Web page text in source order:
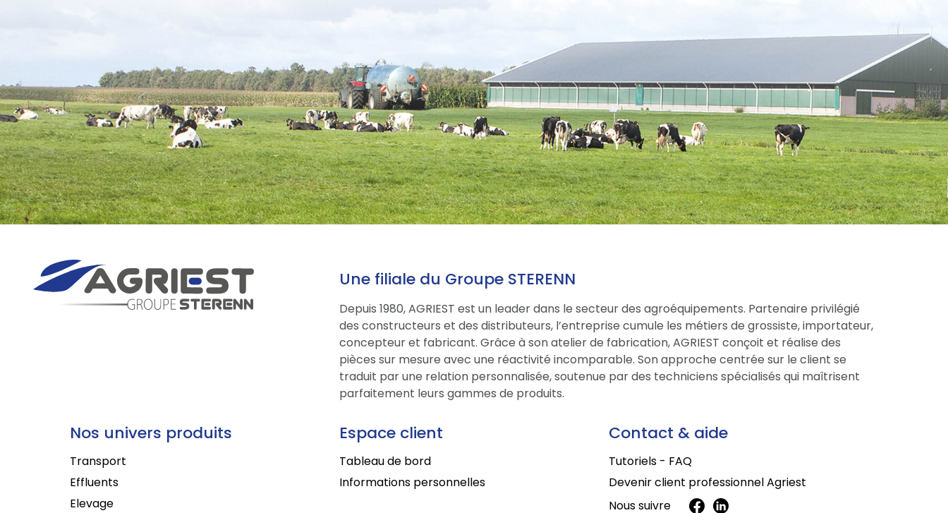
Une filiale du Groupe STERENN
Depuis 1980, AGRIEST est un leader dans le secteur des agroéquipements. Partenaire privilégié
des constructeurs et des distributeurs, l’entreprise cumule les métiers de grossiste, importateur,
concepteur et fabricant. Grâce à son atelier de fabrication, AGRIEST conçoit et réalise des
pièces sur mesure avec une réactivité incomparable. Son approche centrée sur le client se
traduit par une relation personnalisée, soutenue par des techniciens spécialisés qui maîtrisent
parfaitement leurs gammes de produits.
Nos univers produits
Transport
Effluents
Elevage
Espace client
Tableau de bord
Informations personnelles
Contact & aide
Tutoriels - FAQ
Devenir client professionnel Agriest
Nous suivre